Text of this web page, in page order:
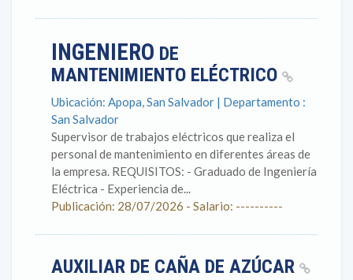
INGENIERO DE
MANTENIMIENTO ELÉCTRICO
Ubicación: Apopa, San Salvador | Departamento :
San Salvador
Supervisor de trabajos eléctricos que realiza el
personal de mantenimiento en diferentes áreas de
la empresa. REQUISITOS: - Graduado de Ingeniería
Eléctrica - Experiencia de...
Publicación: 28/07/2026 - Salario: ----------
AUXILIAR DE CAÑA DE AZÚCAR